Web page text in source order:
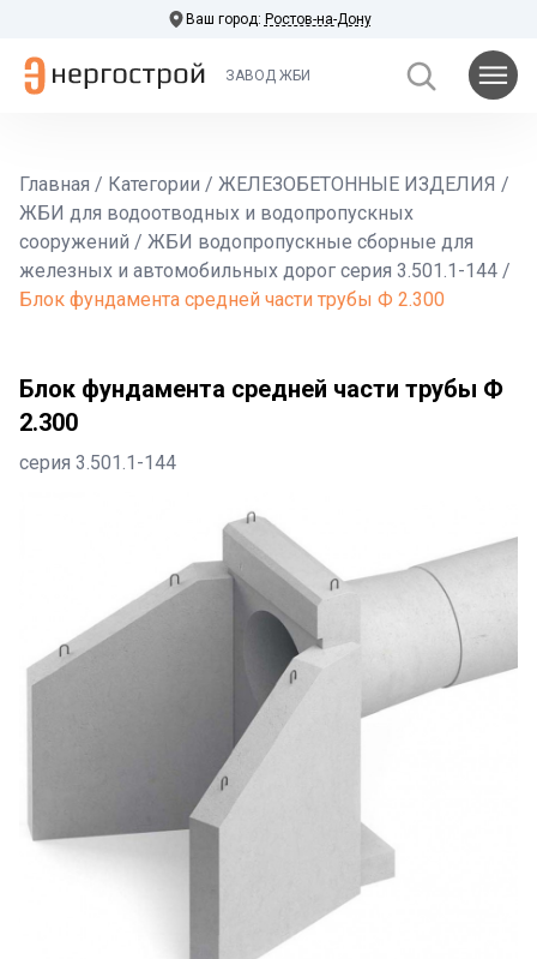
Ваш город: Ростов-на-Дону
ЗАВОД ЖБИ
Главная / Категории / ЖЕЛЕЗОБЕТОННЫЕ ИЗДЕЛИЯ /
ЖБИ для водоотводных и водопропускных
сооружений / ЖБИ водопропускные сборные для
железных и автомобильных дорог серия 3.501.1-144 /
Блок фундамента средней части трубы Ф 2.300
Блок фундамента средней части трубы Ф
2.300
серия 3.501.1-144